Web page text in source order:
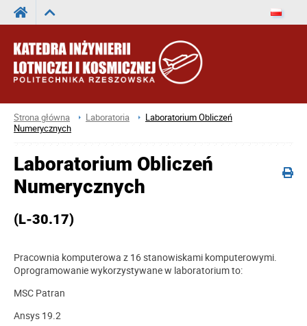
Strona główna Laboratoria
Laboratorium Obliczeń
Numerycznych
Laboratorium Obliczeń
Numerycznych
(L-30.17)
Pracownia komputerowa z 16 stanowiskami komputerowymi.
Oprogramowanie wykorzystywane w laboratorium to:
MSC Patran
Ansys 19.2